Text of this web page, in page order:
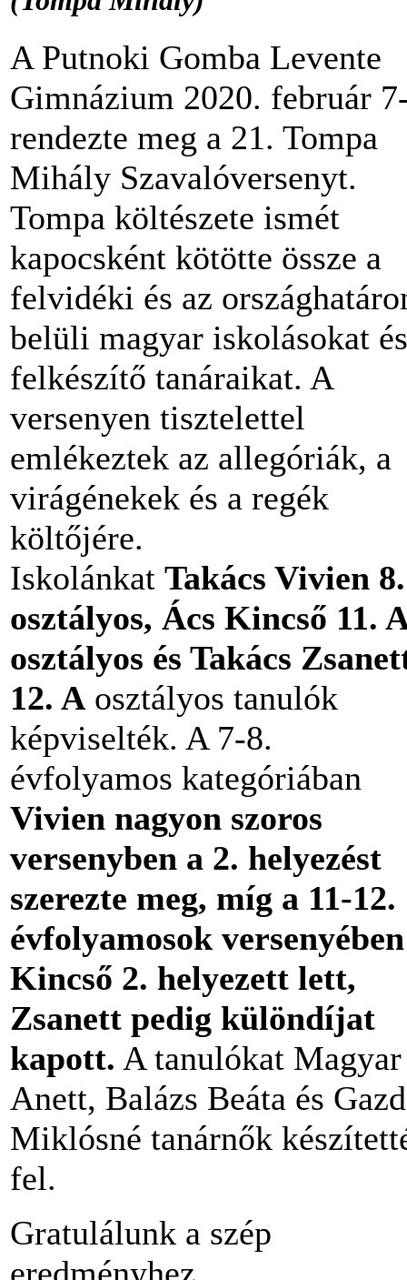
A Putnoki Gomba Levente
Gimnázium 2020. február
rendezte meg a 21. Tompa
Mihály Szavalóversenyt.
Tompa költészete ismét
kapocsként kötötte össze a
felvidéki és az
belüli magyar iskolásokat és
felkészítő tanáraikat. A
versenyen tisztelettel
emlékeztek az allegóriák, a
virágénekek és a regék
költőjére.
Iskolánkat Takács Vivien
osztályos, Ács Kincső 11. A
osztályos és Takács
12. Aosztályos tanulók
képviselték. A 7-8.
évfolyamos kategóriában
Vivien nagyon szoros
versenyben a 2. helyezést
szerezte meg, míg a 11-12.
évfolyamosok versenyében
Kincső 2. helyezett lett,
Zsanett pedig különdíjat
kapott. A tanulókat Magyar
Anett, Balázs Beáta és
Miklósné tanárnők
fel.
Gratulálunk a szép